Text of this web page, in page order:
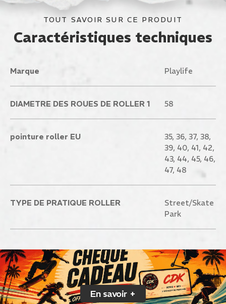
TOUT SAVOIR SUR CE PRODUIT
Caractéristiques techniques
Marque Playlife
DIAMETRE DES ROUES DE ROLLER 1 58
pointure roller EU
35, 36, 37, 38,
39, 40, 41, 42,
43, 44, 45, 46,
47, 48
TYPE DE PRATIQUE ROLLER
Street/Skate
Park
En savoir +